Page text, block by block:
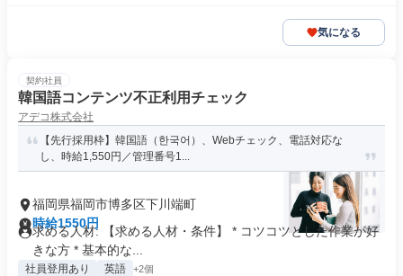
気になる
契約社員
韓国語コンテンツ不正利用チェック
アデコ株式会社
【先行採用枠】韓国語（한국어）、Webチェック、電話対応な
し、時給1,550円／管理番号1...
福岡県福岡市博多区下川端町
時給1550円
求める人材: 【求める人材・条件】 * コツコツとした作業が好
きな方 * 基本的な...
社員登用あり 英語 +2個